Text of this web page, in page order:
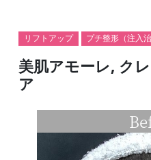
リフトアップ プチ整形（注入治
美肌アモーレ, ク
ア